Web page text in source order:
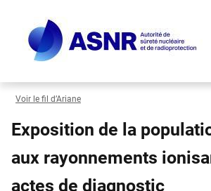
contenu
principal
Voir le fil d’Ariane
Exposition de la
aux rayonnements
actes de diagnostic